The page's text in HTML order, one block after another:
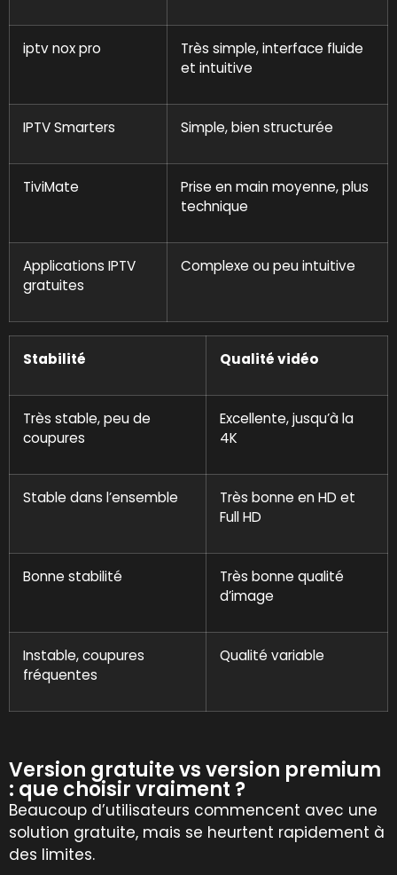
iptv nox pro
Très simple, interface fluide
et intuitive
IPTV Smarters Simple, bien structurée
TiviMate
Prise en main moyenne, plus
technique
Applications IPTV
gratuites
Complexe ou peu intuitive
Stabilité Qualité vidéo
Très stable, peu de
coupures
Excellente, jusqu’à la
4K
Stable dans l’ensemble
Très bonne en HD et
Full HD
Bonne stabilité
Très bonne qualité
d’image
Instable, coupures
fréquentes
Qualité variable
Version gratuite vs version premium
: que choisir vraiment ?
Beaucoup d’utilisateurs commencent avec une
solution gratuite, mais se heurtent rapidement à
des limites.